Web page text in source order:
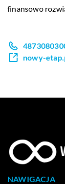
finansowo
nowy-
NAWIGACJA